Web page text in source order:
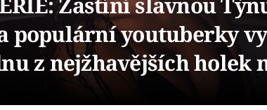
populární youtuberky
z nejžhavějších holek